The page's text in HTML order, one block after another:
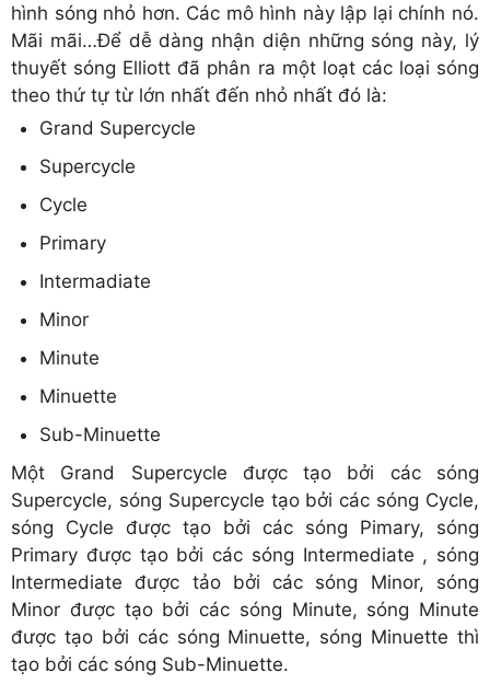
hình sóng nhỏ hơn. Các mô hình này lập lại chính nó.
Mãi mãi…Để dễ dàng nhận diện những sóng này, lý
thuyết sóng Elliott đã phân ra một loạt các loại sóng
theo thứ tự từ lớn nhất đến nhỏ nhất đó là:
Grand Supercycle
Supercycle
Cycle
Primary
Intermadiate
Minor
Minute
Minuette
Sub-Minuette
Một Grand Supercycle được tạo bởi các sóng
Supercycle, sóng Supercycle tạo bởi các sóng Cycle,
sóng Cycle được tạo bởi các sóng Pimary, sóng
Primary được tạo bởi các sóng Intermediate , sóng
Intermediate được tảo bởi các sóng Minor, sóng
Minor được tạo bởi các sóng Minute, sóng Minute
được tạo bởi các sóng Minuette, sóng Minuette thì
tạo bởi các sóng Sub-Minuette.